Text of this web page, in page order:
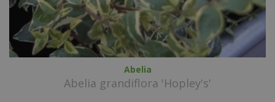
Abelia
Abelia grandiflora 'Hopley's'